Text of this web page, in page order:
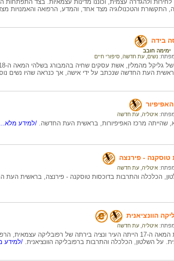
ולהגדרה עצמית, וכוננו מדינות עצמאיות. בצד התפתחות
התקשורת והטכנולוגיה מצד אחד, והמדע, הרפואה והאמנויות
בידה
ימימה חובב
נשים עת חדשה סיפורי חיים
מראשית העת החדשה שנכתב על ידי אישה, אך כנראה שהיו נשים
איטליה עת חדשה
שהייתה מרכז האפיפיורות, בראשית העת החדשה. /למידע מלא...
טוסקנה - פירנצה
איטליה עת חדשה
הכלכלה והתרבות בדוכסות טוסקנה - פירנצה, בראשית העת
הוונציאנית
איטליה עת חדשה
בראשית המאה ה-17 הייתה העיר ונציה בירתה של רפובליקה עצמאית,
על השלטון, הכלכלה והתרבות ברפובליקה הוונציאנית. /למידע